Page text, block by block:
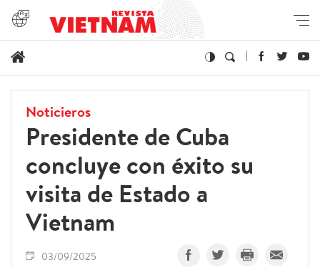
Noticieros
Presidente de Cuba
concluye con éxito su
visita de Estado a
Vietnam
03/09/2025